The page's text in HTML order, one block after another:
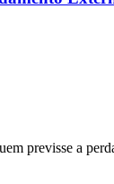
previsse a